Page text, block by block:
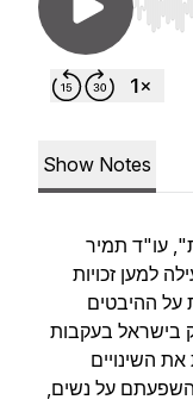
Use
Show Notes
עו"ד תמיר
למען זכויות
על ההיבטים
בישראל בעקבות
השינויים
על נשים,